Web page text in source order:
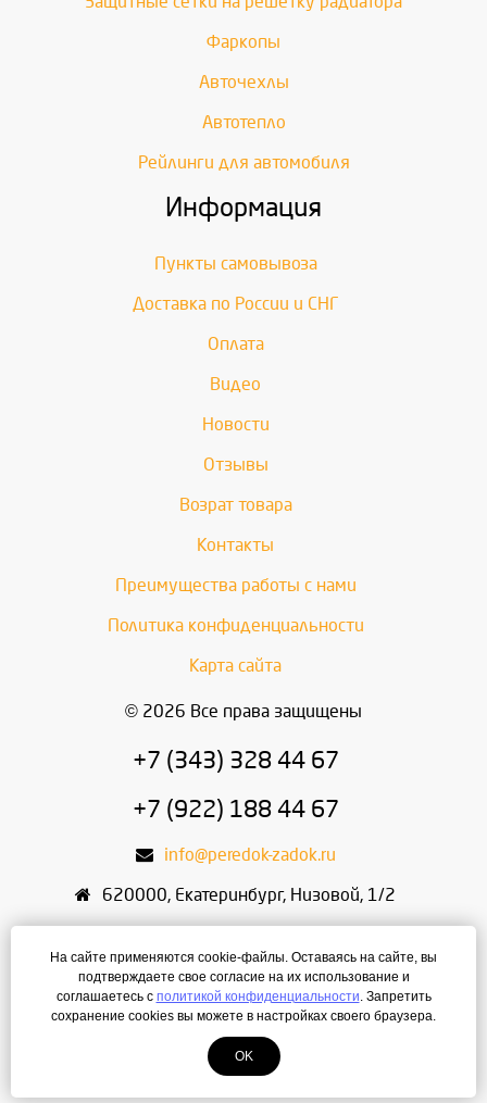
Фаркопы
Авточехлы
Автотепло
Рейлинги для автомобиля
Информация
Пункты самовывоза
Доставка по России и СНГ
Оплата
Видео
Новости
Отзывы
Возрат товара
Контакты
Преимущества работы с нами
Политика конфиденциальности
Карта сайта
© 2026 Все права защищены
+7 (343) 328 44 67
+7 (922) 188 44 67
info@peredok-zadok.ru
620000, Екатеринбург, Низовой, 1/2
ИНН: 666400495321
ОГРН: 304667436400168
Создание сайта — ЛегионА
На сайте применяются cookie-файлы. Оставаясь на сайте, вы
подтверждаете свое согласие на их использование и
соглашаетесь с политикой конфиденциальности. Запретить
сохранение cookies вы можете в настройках своего браузера.
OK